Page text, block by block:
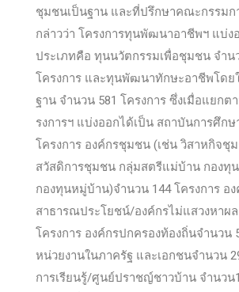
ชุมชนเป็นฐาน และที่ปรึกษาคณะกรรมก
กล่าวว่า โครงการทุนพัฒนาอาชีพฯ แบ่ง
ประเภทคือ ทุนนวัตกรรมเพื่อชุมชน จำน
โครงการ และทุนพัฒนาทักษะอาชีพโดย
ฐาน จำนวน 581 โครงการ ซึ่งเมื่อแยกต
รงการฯ แบ่งออกได้เป็น สถาบันการศึกษ
โครงการ องค์กรชุมชน (เช่น วิสาหกิจชุ
สวัสดิการชุมชน กลุ่มสตรีแม่บ้าน กองทุ
กองทุนหมู่บ้าน)จำนวน 144 โครงการ อ
สาธารณประโยชน์/องค์กรไม่แสวงหาผ
โครงการ องค์กรปกครองท้องถิ่นจำนวน
หน่วยงานในภาครัฐ และเอกชนจำนวน
การเรียนรู้/ศูนย์ปราชญ์ชาวบ้าน จำนวน